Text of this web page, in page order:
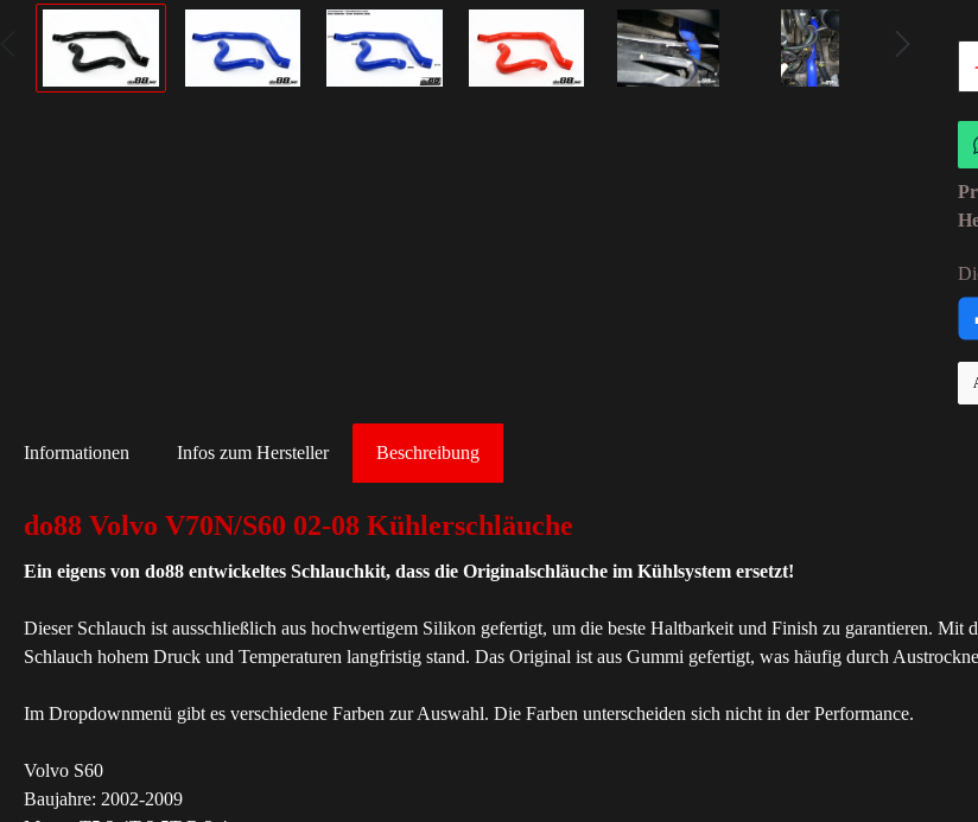
Beschreibung
Informationen Infos zum Hersteller
do88 Volvo V70N/S60 02-08 Kühlerschläuche
Ein eigens von do88 entwickeltes Schlauchkit, dass die Originalschläuche im Kühlsystem ersetzt!
Dieser Schlauch ist ausschließlich aus hochwertigem Silikon gefertigt, um die beste Haltbarkeit und Finish zu garantieren. Mit
Schlauch hohem Druck und Temperaturen langfristig stand. Das Original ist aus Gummi gefertigt, was häufig durch
Im Dropdownmenü gibt es verschiedene Farben zur Auswahl. Die Farben unterscheiden sich nicht in der Performance.
Volvo S60
Baujahre: 2002-2009